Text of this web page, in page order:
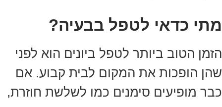
מתי כדאי לטפל בבעיה?
הזמן הטוב ביותר לטפל ביונים הוא לפני
שהן הופכות את המקום לבית קבוע. אם
כבר מופיעים סימנים כמו לשלשת חוזרת,